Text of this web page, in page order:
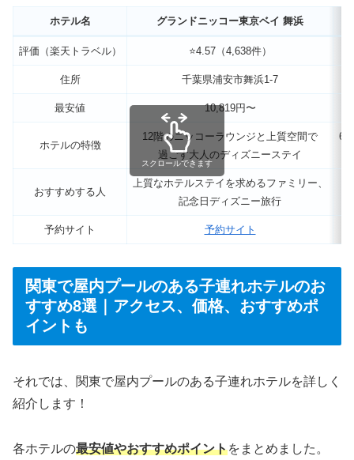
ホテル名 グランドニッコー東京ベイ 舞浜
評価（楽天トラベル） ⭐️4.57（4,638件）
住所 千葉県浦安市舞浜1-7
最安値 10,819円〜
ホテルの特徴
12階のニッコーラウンジと上質空間で
過ごす大人のディズニーステイ
60
おすすめする人
上質なホテルステイを求めるファミリー、
記念日ディズニー旅行
予約サイト 予約サイト
スクロールできます
関東で屋内プールのある子連れホテルのお
すすめ8選｜アクセス、価格、おすすめポ
イントも
それでは、関東で屋内プールのある子連れホテルを詳しく
紹介します！
各ホテルの最安値やおすすめポイントをまとめました。